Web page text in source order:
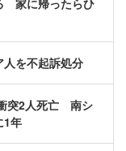
家に帰ったらひ
人を不起訴処分
突2人死亡 南シ
1年